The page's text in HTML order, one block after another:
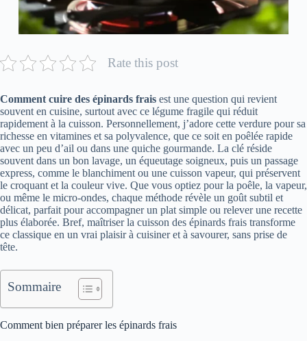
Rate this post
Comment cuire des épinards frais est une question qui revient
souvent en cuisine, surtout avec ce légume fragile qui réduit
rapidement à la cuisson. Personnellement, j’adore cette verdure pour sa
richesse en vitamines et sa polyvalence, que ce soit en poêlée rapide
avec un peu d’ail ou dans une quiche gourmande. La clé réside
souvent dans un bon lavage, un équeutage soigneux, puis un passage
express, comme le blanchiment ou une cuisson vapeur, qui préservent
le croquant et la couleur vive. Que vous optiez pour la poêle, la vapeur,
ou même le micro-ondes, chaque méthode révèle un goût subtil et
délicat, parfait pour accompagner un plat simple ou relever une recette
plus élaborée. Bref, maîtriser la cuisson des épinards frais transforme
ce classique en un vrai plaisir à cuisiner et à savourer, sans prise de
tête.
Sommaire
Comment bien préparer les épinards frais